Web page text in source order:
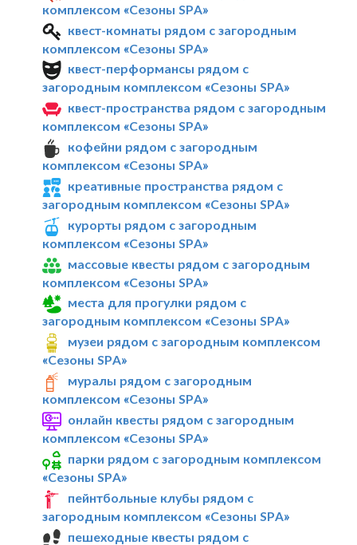
комплексом «Сезоны SPA»
квест-комнаты рядом с загородным
комплексом «Сезоны SPA»
квест-перформансы рядом с
загородным комплексом «Сезоны SPA»
квест-пространства рядом с загородным
комплексом «Сезоны SPA»
кофейни рядом с загородным
комплексом «Сезоны SPA»
креативные пространства рядом с
загородным комплексом «Сезоны SPA»
курорты рядом с загородным
комплексом «Сезоны SPA»
массовые квесты рядом с загородным
комплексом «Сезоны SPA»
места для прогулки рядом с
загородным комплексом «Сезоны SPA»
музеи рядом с загородным комплексом
«Сезоны SPA»
муралы рядом с загородным
комплексом «Сезоны SPA»
онлайн квесты рядом с загородным
комплексом «Сезоны SPA»
парки рядом с загородным комплексом
«Сезоны SPA»
пейнтбольные клубы рядом с
загородным комплексом «Сезоны SPA»
пешеходные квесты рядом с